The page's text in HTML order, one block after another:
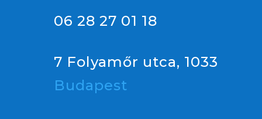
06 28 27 01 18
7 Folyamőr utca, 1033
Budapest